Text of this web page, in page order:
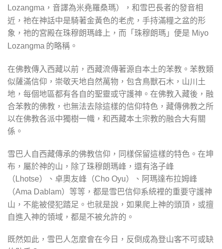
Lozangma，音譯為米堯羅桑瑪）
，和雪巴長者的發音相
近，祂在神話中是騎著金黃色的老虎，手持滿糧之盆的形
象，祂的宮殿在珠穆朗瑪峰上，而「珠穆朗瑪」便是 Miyo
Lozangma 的略稱。
在佛教傳入西藏以前，西藏流傳著源自本土的苯教。苯教類
似薩滿信仰，崇敬天地自然萬物，包含鳥獸石木，山川土
地，每個地區都有各自的聖靈或守護神。在佛教入藏後，融
合苯教的佛教，也無法去除這樣的信仰特色，藏傳佛教之所
以在佛教各派中獨樹一幟，和西藏本土宗教的融合大有關
係。
雪巴人自西藏傳承的佛教信仰，同樣保留這樣的特色。在坤
布，屬於神的山，除了珠穆朗瑪峰，還有洛子峰
（ Lhotse）、卓奧友峰（Cho Oyu）、阿瑪達布拉姆峰
（Ama Dablam）等等，都是雪巴信仰系統裡的重要守護神
山，不能被侵犯踏足。也就是說，如果爬上神的頭頂，或擅
自進入神的領域，都是不被允許的。
既然如此，雪巴人怎麼會在今日，反倒成為登山客不可或缺